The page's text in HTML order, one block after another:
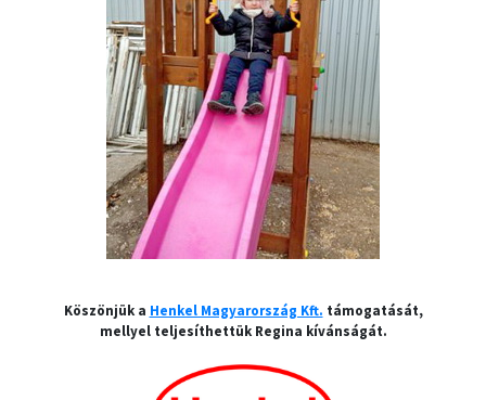
Köszönjük a Henkel Magyarország Kft. támogatását,
mellyel teljesíthettük Regina kívánságát.